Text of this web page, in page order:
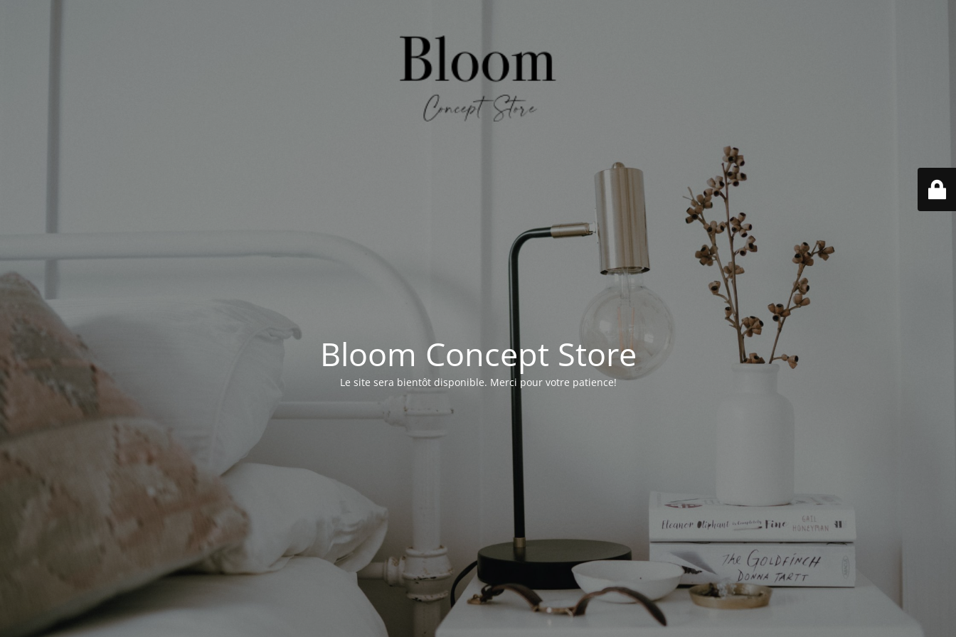
Bloom Concept Store
Le site sera bientôt disponible. Merci pour votre patience!